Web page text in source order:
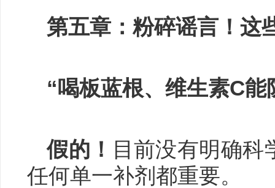
第五章：粉碎谣言！这
“喝板蓝根、维生素C能
假的！ 目前没有明确科
任何单一补剂都重要。